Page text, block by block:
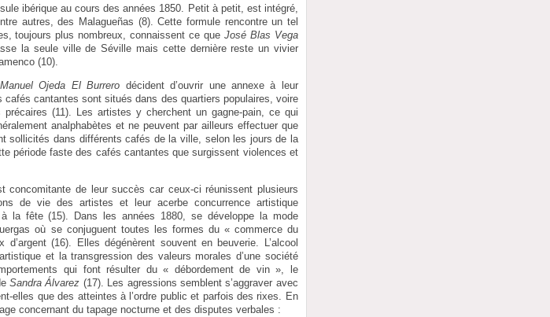
ibérique au cours des années 1850. Petit à petit, est intégré,
autres, des Malagueñas (8). Cette formule rencontre un tel
toujours plus nombreux, connaissent ce queJosé Blas Vega
la seule ville de Séville mais cette dernière reste un vivier
(10).
Manuel Ojeda El Burrero décident d’ouvrir une annexe à leur
cantantes sont situés dans des quartiers populaires, voire
(11). Les artistes y cherchent un gagne-pain, ce qui
analphabètes et ne peuvent par ailleurs effectuer que
sollicités dans différents cafés de la ville, selon les jours de la
période faste des cafés cantantes que surgissent violences et
de leur succès car ceux-ci réunissent plusieurs
de vie des artistes et leur acerbe concurrence artistique
à la fête (15). Dans les années 1880, se développe la mode
où se conjuguent toutes les formes du « commerce du
(16). Elles dégénèrent souvent en beuverie. L’alcool
et la transgression des valeurs morales d’une société
qui font résulter du « débordement de vin », le
Sandra Álvarez (17). Les agressions semblent s’aggraver avec
elles que des atteintes à l’ordre public et parfois des rixes. En
concernant du tapage nocturne et des disputes verbales :